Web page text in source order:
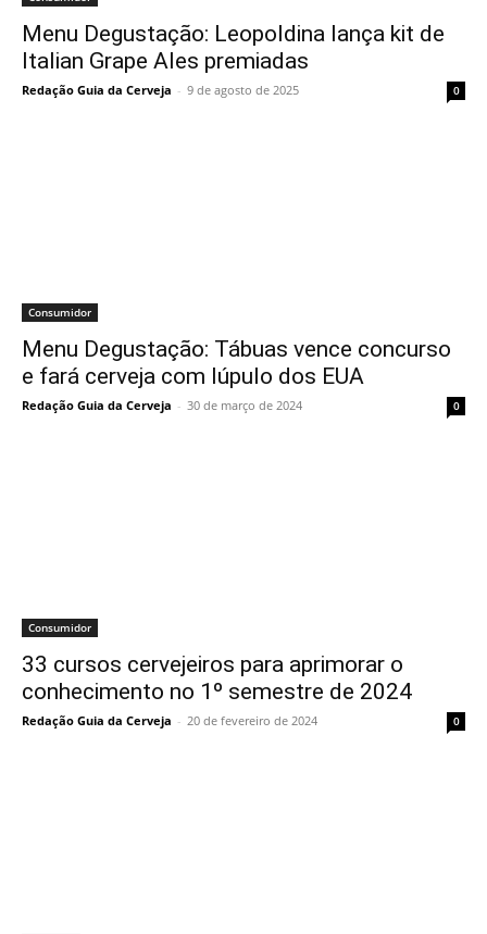
Menu Degustação: Leopoldina lança kit de
Italian Grape Ales premiadas
Redação Guia da Cerveja - 9 de agosto de 2025 0
Consumidor
Menu Degustação: Tábuas vence concurso
e fará cerveja com lúpulo dos EUA
Redação Guia da Cerveja - 30 de março de 2024 0
Consumidor
33 cursos cervejeiros para aprimorar o
conhecimento no 1º semestre de 2024
Redação Guia da Cerveja - 20 de fevereiro de 2024 0